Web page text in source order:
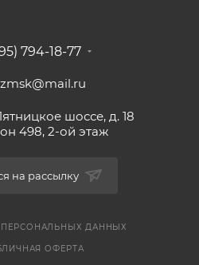
794-18-77
шоссе, д. 18
498, 2-ой этаж
на рассылку
ДАННЫХ
ОФЕРТА